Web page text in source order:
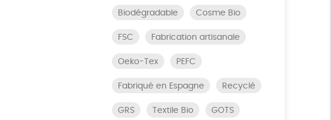
Biodégradable Cosme Bio
FSC Fabrication artisanale
Oeko-Tex PEFC
Fabriqué en Espagne Recyclé
GRS Textile Bio GOTS